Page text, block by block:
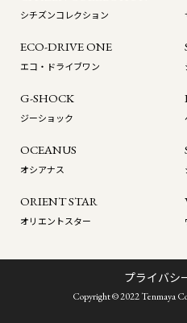
シチズンコレクション
ECO-DRIVE ONE
エコ・ドライブワン
G-SHOCK
ジーショック
OCEANUS
オシアナス
ORIENT STAR
オリエントスター
プライバシ
Copyright © 2022 Tenmaya